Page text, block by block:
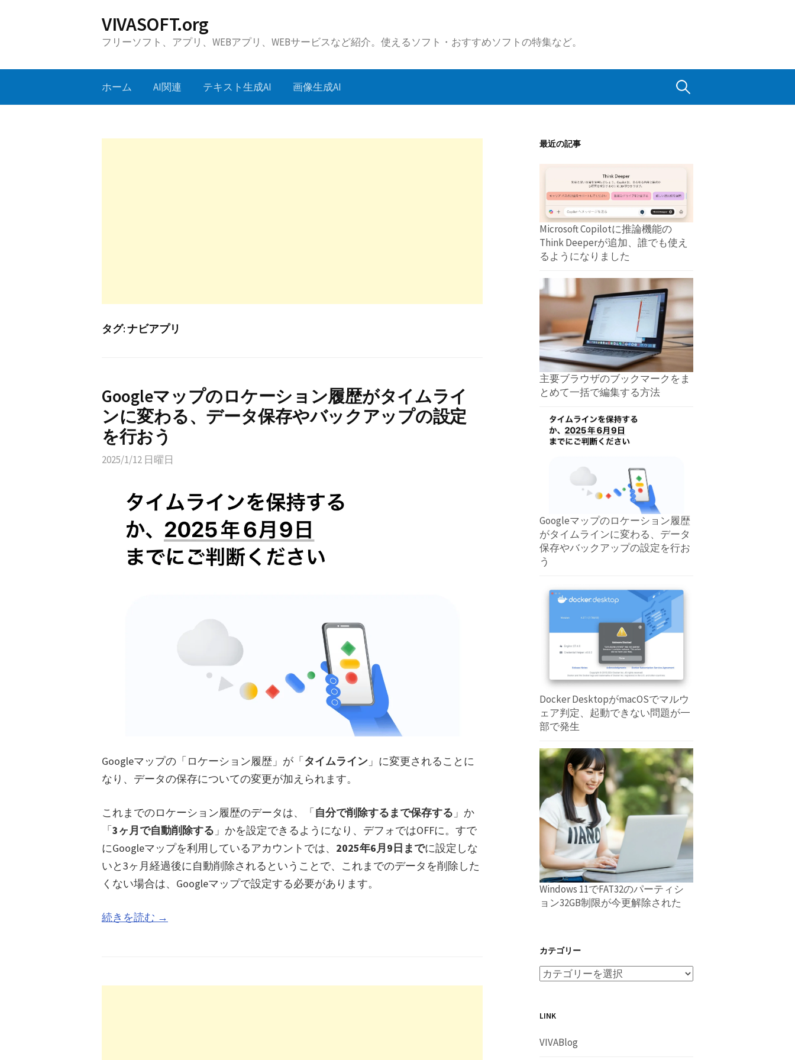
VIVASOFT.org
フリーソフト、アプリ、WEBアプリ、WEBサービスなど紹介。使えるソフト・おすすめソフトの特集など。
ホーム AI関連 テキスト生成AI 画像生成AI 検
タグ:ナビアプリ
Googleマップのロケーション履歴がタイムライ
ンに変わる、データ保存やバックアップの設定
を行おう
2025/1/12 日曜日
Googleマップの「ロケーション履歴」が「タイムライン 」に変更されることに
なり、データの保存についての変更が加えられます。
これまでのロケーション履歴のデータは、「自分で削除するまで保存する 」か
「3ヶ月で自動削除する 」かを設定できるようになり、デフォではOFFに。すで
にGoogleマップを利用しているアカウントでは、 2025年6月9日までに設定しな
いと3ヶ月経過後に自動削除されるということで、これまでのデータを削除した
くない場合は、Googleマップで設定する必要があります。
続きを読む →
最近の記事
Microsoft Copilotに推論機能の
Think Deeperが追加、誰でも使え
るようになりました
主要ブラウザのブックマークをま
とめて一括で編集する方法
Googleマップのロケーション履歴
がタイムラインに変わる、データ
保存やバックアップの設定を行お
う
Docker DesktopがmacOSでマルウ
ェア判定、起動できない問題が一
部で発生
Windows 11でFAT32のパーティシ
ョン32GB制限が今更解除された
カテゴリー
LINK
VIVABlog